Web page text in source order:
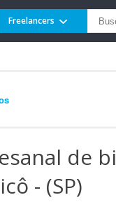
Freelancers
de
- (SP)